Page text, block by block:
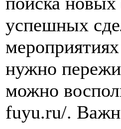
успешных
нужно
можно
fuyu.ru/.